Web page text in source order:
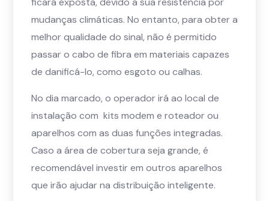
mudanças climáticas. No entanto, para obter a
melhor qualidade do sinal, não é permitido
passar o cabo de fibra em materiais capazes
de danificá-lo, como esgoto ou calhas.
No dia marcado, o operador irá ao local de
instalação com kits modem e roteador ou
aparelhos com as duas funções integradas.
Caso a área de cobertura seja grande, é
recomendável investir em outros aparelhos
que irão ajudar na distribuição inteligente.